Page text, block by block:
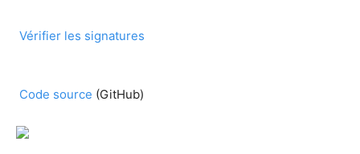
Vérifier les signatures
Code source (GitHub)